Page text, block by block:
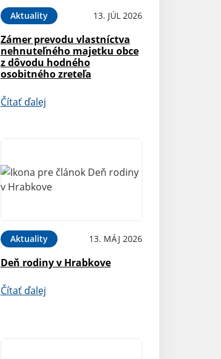
Aktuality 13. JÚL 2026
Zámer prevodu vlastníctva
nehnuteľného majetku obce
z dôvodu hodného
osobitného zreteľa
Čítať ďalej
Aktuality 13. MÁJ 2026
Deň rodiny v Hrabkove
Čítať ďalej